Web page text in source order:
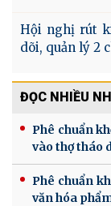
Hội nghị rút
dõi, quản lý 2
ĐỌC NHIỀU
Phê chuẩn
vào thợ tháo
Phê chuẩn
văn hóa